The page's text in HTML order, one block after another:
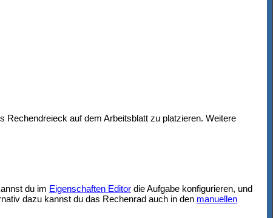
Rechendreieck auf dem Arbeitsblatt zu platzieren. Weitere
du im Eigenschaften Editordie Aufgabe konfigurieren, und
dazu kannst du das Rechenrad auch in den manuellen